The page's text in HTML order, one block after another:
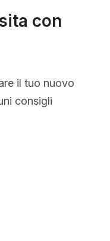
con
il tuo nuovo
consigli